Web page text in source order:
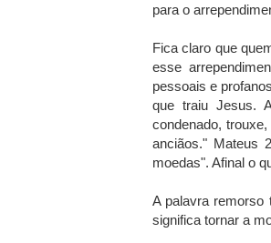
para o
Fica claro que
esse
pessoais e
que traiu Jesus.
condenado,
anciãos." Mateus
moedas". Afinal o
A palavra
significa tornar a